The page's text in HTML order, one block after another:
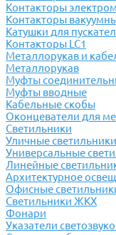
Контакторы
Контакторы
Катушки для
Контакторы LC1
Металлорукав и
Металлорукав
Муфты
Муфты вводные
Кабельные скобы
Оконцеватели для
Светильники
Уличные светильники
Универсальные
Линейные
Архитектурное
Офисные
Светильники ЖКХ
Фонари
Указатели